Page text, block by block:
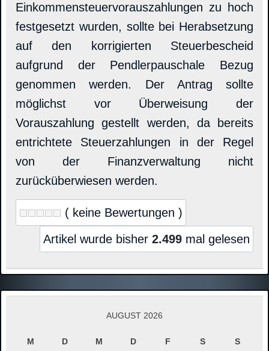
Einkommensteuervorauszahlungen zu hoch
festgesetzt wurden, sollte bei Herabsetzung
auf den korrigierten Steuerbescheid
aufgrund der Pendlerpauschale Bezug
genommen werden. Der Antrag sollte
möglichst vor Überweisung der
Vorauszahlung gestellt werden, da bereits
entrichtete Steuerzahlungen in der Regel
von der Finanzverwaltung nicht
zurücküberwiesen werden.
( keine Bewertungen )
Artikel wurde bisher 2.499 mal gelesen
AUGUST 2026
M D M D F S S